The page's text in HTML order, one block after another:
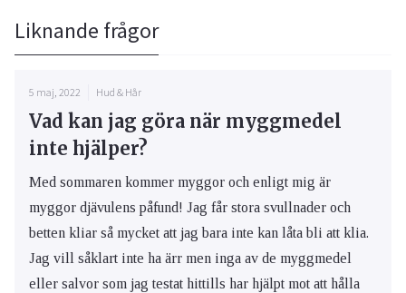
Liknande frågor
5 maj, 2022 Hud & Hår
Vad kan jag göra när myggmedel
inte hjälper?
Med sommaren kommer myggor och enligt mig är
myggor djävulens påfund! Jag får stora svullnader och
betten kliar så mycket att jag bara inte kan låta bli att klia.
Jag vill såklart inte ha ärr men inga av de myggmedel
eller salvor som jag testat hittills har hjälpt mot att hålla